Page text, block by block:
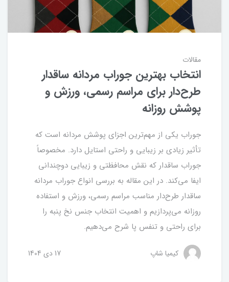
مقالات
انتخاب بهترین جوراب مردانه ساقدار
طرح‌دار برای مراسم رسمی، ورزش و
پوشش روزانه
جوراب یکی از مهم‌ترین اجزای پوشش مردانه است که
تأثیر زیادی بر زیبایی و راحتی استایل دارد. مخصوصاً
جوراب ساقدار که نقش محافظتی و زیبایی دوچندانی
ایفا می‌کند. در این مقاله به بررسی انواع جوراب مردانه
ساقدار طرح‌دار مناسب مراسم رسمی، ورزش و استفاده
روزانه می‌پردازیم و اهمیت انتخاب جنس نخ پنبه را
برای راحتی و تنفس پا شرح می‌دهیم.
کیمیا شاپ 17 دی 1404